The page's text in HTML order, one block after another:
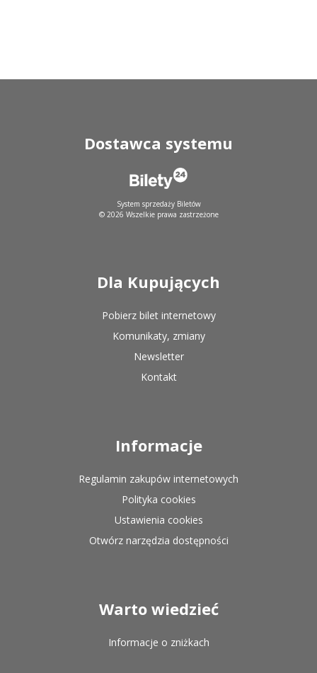
Dostawca systemu
System sprzedaży Biletów
© 2026 Wszelkie prawa zastrzeżone
Dla Kupujących
Pobierz bilet internetowy
Komunikaty, zmiany
Newsletter
Kontakt
Informacje
Regulamin zakupów internetowych
Polityka cookies
Ustawienia cookies
Otwórz narzędzia dostępności
Warto wiedzieć
Informacje o zniżkach